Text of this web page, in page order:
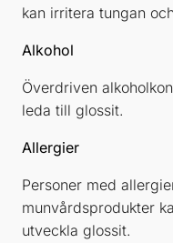
kan irritera tungan
Alkohol
Överdriven
leda till glossit.
Allergier
Personer med
munvårdsprodukter
utveckla glossit.